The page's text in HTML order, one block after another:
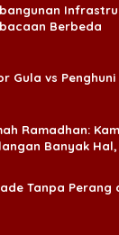
Berbeda
Gula vs Penghuni
Ramadhan:
Banyak
Tanpa Perang